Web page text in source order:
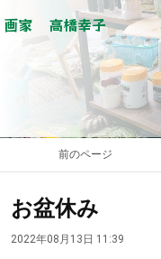
画家 高橋幸子
前のページ
お盆休み
2022年08月13日 11:39